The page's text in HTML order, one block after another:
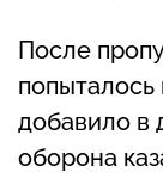
После
попыталось
добавило в
оборона